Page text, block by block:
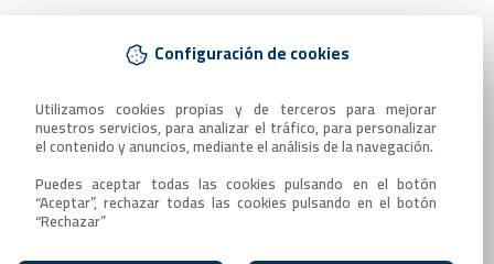
Configuración de cookies
Utilizamos cookies propias y de terceros para mejorar
nuestros servicios, para analizar el tráfico, para personalizar
el contenido y anuncios, mediante el análisis de la navegación.
Puedes aceptar todas las cookies pulsando en el botón
“Aceptar”, rechazar todas las cookies pulsando en el botón
“Rechazar”